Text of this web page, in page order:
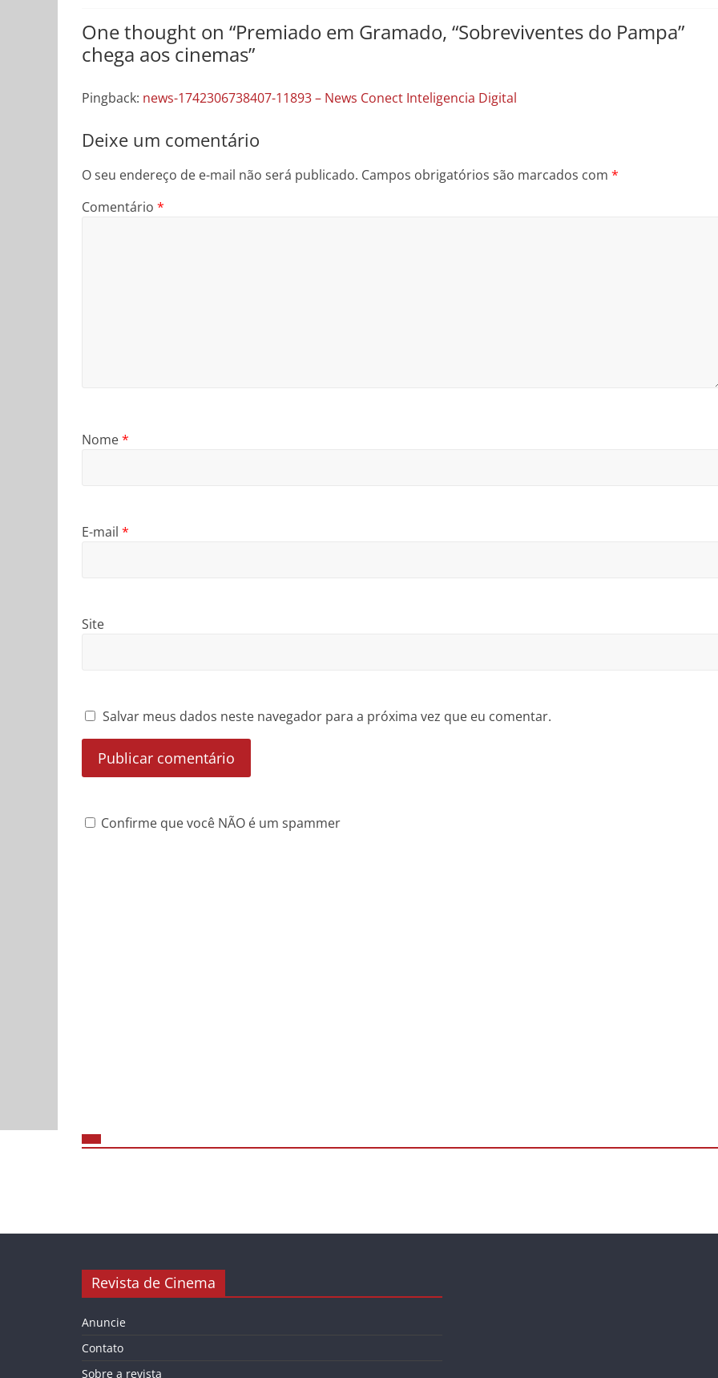
One thought on “Premiado em Gramado, “Sobreviventes do Pampa”
chega aos cinemas”
Pingback: news-1742306738407-11893 – News Conect Inteligencia Digital
Deixe um comentário
O seu endereço de e-mail não será publicado. Campos obrigatórios são marcados com *
Comentário *
Nome*
E-mail *
Site
Salvar meus dados neste navegador para a próxima vez que eu comentar.
Confirme que você NÃO é um spammer
Revista de Cinema
Anuncie
Contato
Sobre a revista